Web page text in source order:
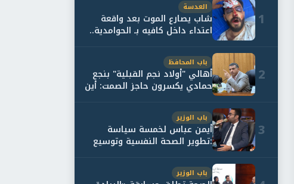
1
العدسة
شاب يصارع الموت بعد واقعة
اعتداء داخل كافيه بـ الحوامدية..
وأسرته...
2
باب المحافظ
أهالي "أولاد نجم القبلية" بنجع
حمادي يكسرون حاجز الصمت: أين
حقيقة...
3
باب الوزير
أيمن عباس لخمسة سياسة
:تطوير الصحة النفسية وتوسيع
خدمات العلاج و...
باب الوزير